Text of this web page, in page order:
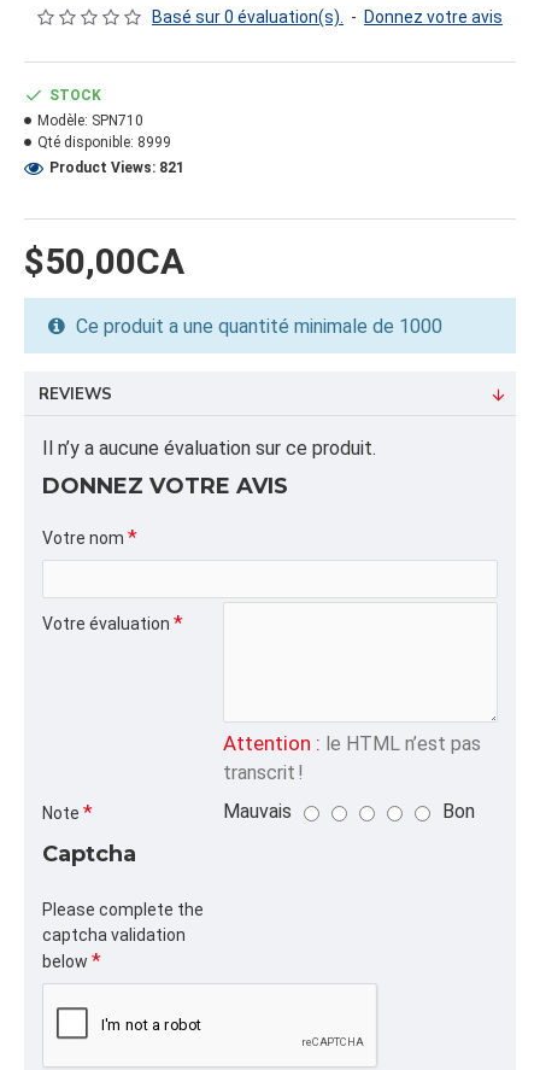
INFORMATION PRODUIT
FORMAT DU PRODUIT
Quantité par emballage: 1000.00
Poids: 10.48
Volume cubique: 0.70 pieds cubes
Quantité par palette: 50000.00
ALPHA
SNOTION, ,SPAPIER,
Sacs Papier pour Commerce,Liquidation et
Promotions
Basé sur 0 évaluation(s). - Donnez votre avis
$50,00CA
STOCK
Modèle: SPN710
Qté disponible: 8999
Product Views: 821
Ce produit a une quantité minimale de 1000
REVIEWS
Il n’y a aucune évaluation sur ce produit.
DONNEZ VOTRE AVIS
Votre nom
Votre évaluation
Attention : le HTML n’est pas
transcrit !
Note Mauvais Bon
Captcha
Please complete the
captcha validation
below